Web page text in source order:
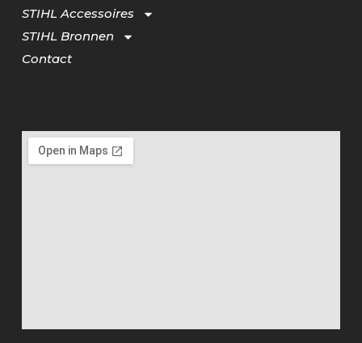
STIHL Accessoires
STIHL Bronnen
Contact